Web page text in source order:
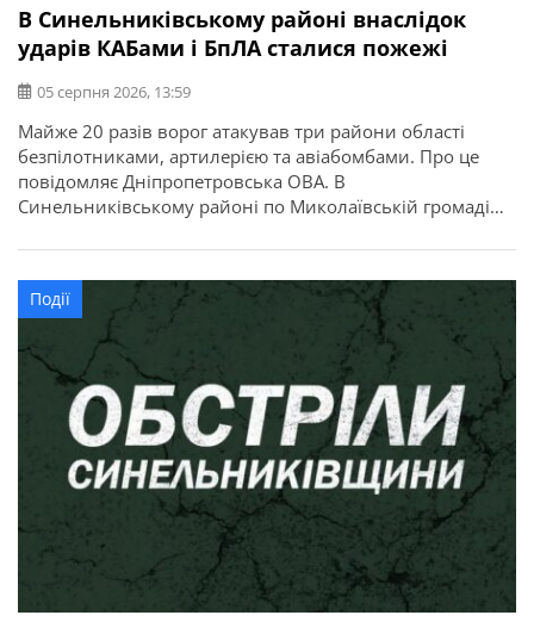
В Синельниківському районі внаслідок
ударів КАБами і БпЛА сталися пожежі
05 серпня 2026, 13:59
Майже 20 разів ворог атакував три райони області
безпілотниками, артилерією та авіабомбами. Про це
повідомляє Дніпропетровська ОВА. В
Синельниківському районі по Миколаївській громаді
КАБами. Сталися пожежі. Люди не постраждали.
Події